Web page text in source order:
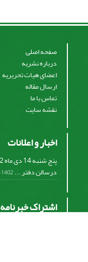
صفحه اصلی
درباره نشریه
اعضای هیات تحریریه
ارسال مقاله
تماس با ما
نقشه سایت
اخبار و اعلانات
درسالن دفتر ...1402-10-14
اشتراک خبرنامه